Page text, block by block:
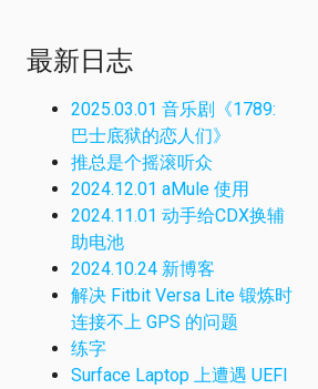
最新日志
2025.03.01 音乐剧《1789:
巴士底狱的恋人们》
推总是个摇滚听众
2024.12.01 aMule 使用
2024.11.01 动手给CDX换辅
助电池
2024.10.24 新博客
解决 Fitbit Versa Lite 锻炼时
连接不上 GPS 的问题
练字
Surface Laptop 上遭遇 UEFI